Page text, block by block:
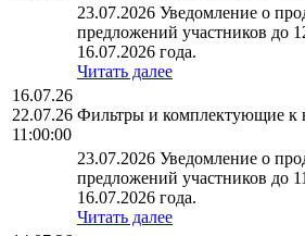
23.07.2026 Уведомление о
предложений участников до
16.07.2026 года.
Читать далее
16.07.26
22.07.26
11:00:00
Фильтры и комплектующие к
23.07.2026 Уведомление о
предложений участников до
16.07.2026 года.
Читать далее